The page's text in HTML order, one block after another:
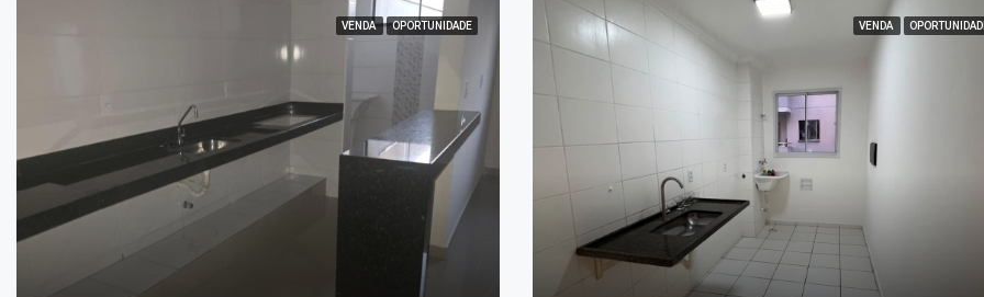
VENDA OPORTUNIDADE VENDA
R$1.800.000,00